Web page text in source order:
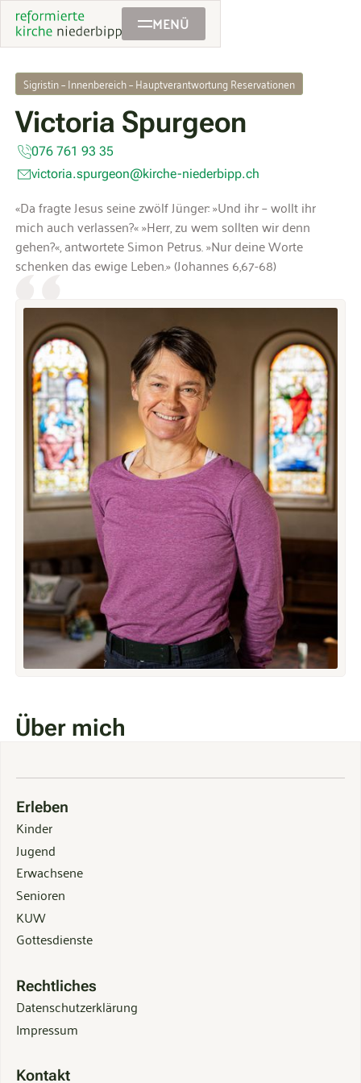
MENÜ
Sigristin – Innenbereich – Hauptverantwortung Reservationen
Victoria Spurgeon
076 761 93 35
victoria.spurgeon@kirche-niederbipp.ch
«Da fragte Jesus seine zwölf Jünger: »Und ihr – wollt ihr
mich auch verlassen?« »Herr, zu wem sollten wir denn
gehen?«, antwortete Simon Petrus. »Nur deine Worte
schenken das ewige Leben.» (Johannes 6,67-68)
Über mich
Erleben
Kinder
Jugend
Erwachsene
Senioren
KUW
Gottesdienste
Rechtliches
Datenschutzerklärung
Impressum
Kontakt